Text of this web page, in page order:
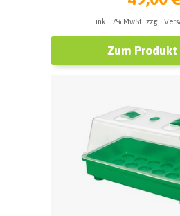
inkl. 7% MwSt. zzgl.
Zum Produkt